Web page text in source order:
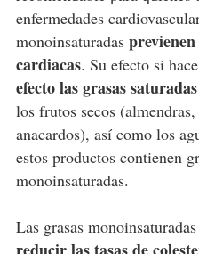
enfermedades
monoinsaturadas
cardiacas. Su efecto si
efecto las grasas
los frutos secos
anacardos), así como los
estos productos contienen
monoinsaturadas.
Las grasas monoinsaturadas
reducir las tasas de